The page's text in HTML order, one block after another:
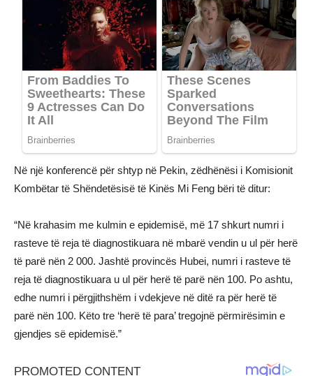
Në një konferencë për shtyp në Pekin, zëdhënësi i Komisionit
Kombëtar të Shëndetësisë të Kinës Mi Feng bëri të ditur:
“Në krahasim me kulmin e epidemisë, më 17 shkurt numri i
rasteve të reja të diagnostikuara në mbarë vendin u ul për herë
të parë nën 2 000. Jashtë provincës Hubei, numri i rasteve të
reja të diagnostikuara u ul për herë të parë nën 100. Po ashtu,
edhe numri i përgjithshëm i vdekjeve në ditë ra për herë të
parë nën 100. Këto tre ‘herë të para’ tregojnë përmirësimin e
gjendjes së epidemisë.”